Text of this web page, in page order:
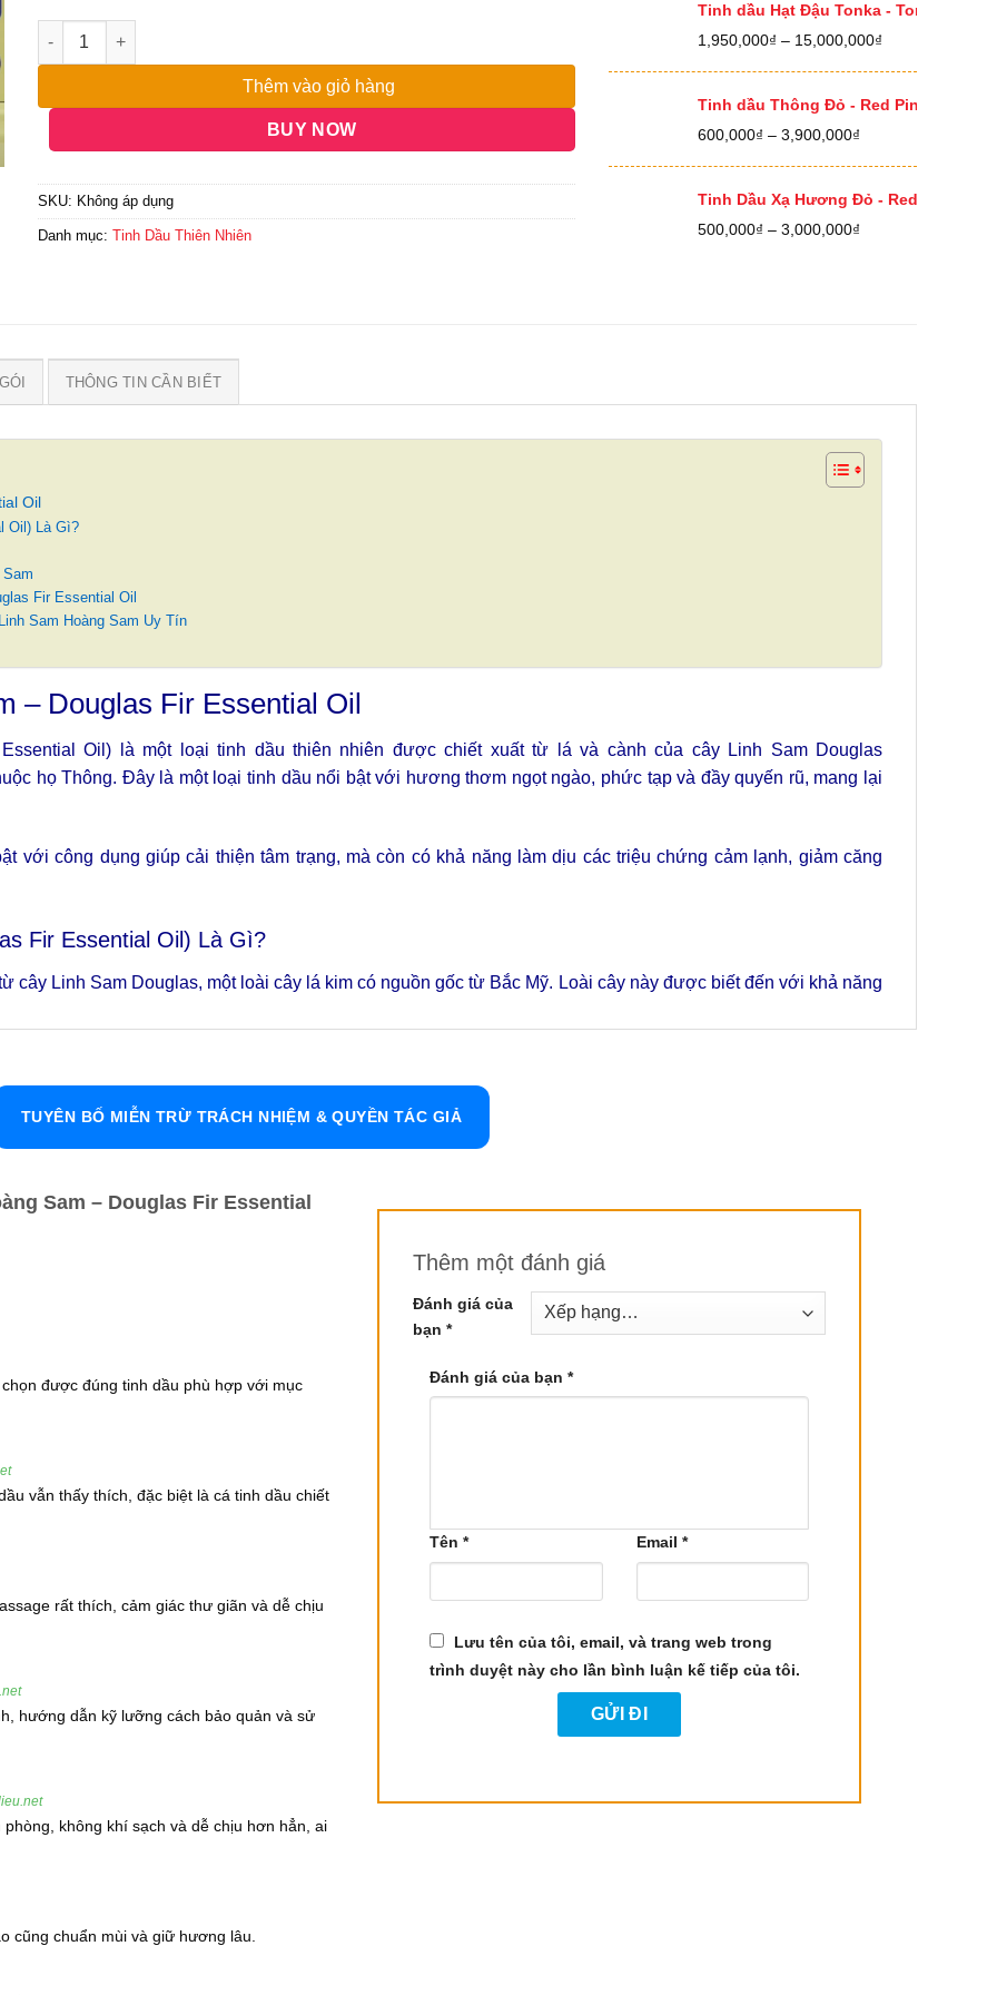
Thêm vào giỏ hàng
BUY NOW
SKU: Không áp dụng
Danh mục: Tinh Dầu Thiên Nhiên
400,000₫
12,500,000₫
Tinh dầu Hạt Đậu Tonka - Tonka Bean
1,950,000₫ – 15,000,000₫Khoảng
1,950,000₫
Tinh dầu Thông Đỏ - Red Pine
600,000₫ – 3,900,000₫Khoảng
600,000₫
3,900,000₫
Tinh Dầu Xạ Hương Đỏ - Red Thyme
500,000₫ – 3,000,000₫Khoảng
THÔNG TIN CẦN BIẾT
Oil
Oil) Là Gì?
Fir Essential Oil
Sam Hoàng Sam Uy Tín
– Douglas Fir Essential Oil
Oil) là một loại tinh dầu thiên nhiên được chiết xuất từ lá và cành của cây Linh Sam Douglas
họ Thông. Đây là một loại tinh dầu nổi bật với hương thơm ngọt ngào, phức tạp và đầy quyến rũ, mang lại
với công dụng giúp cải thiện tâm trạng, mà còn có khả năng làm dịu các triệu chứng cảm lạnh, giảm căng
Fir Essential Oil) Là Gì?
cây Linh Sam Douglas, một loài cây lá kim có nguồn gốc từ Bắc Mỹ. Loài cây này được biết đến với khả năng
thiên nhiên tươi mới.
Hoàng Sam
rãi trong các ứng dụng khác nhau nhờ vào đặc tính làm dịu, làm sạch và thư giãn của nó. Thành phần hóa
pinene giúp cải thiện sức khỏe hô hấp, hỗ trợ hệ thần kinh và tạo ra một cảm giác thư giãn tuyệt vời.
Sam Hoàng Sam
tuyệt vời khi bạn bị cảm lạnh hoặc cảm cúm. Với thành phần chính là α-Pinene, tinh dầu này giúp thông
điều kiện để dễ thở hơn. Bạn chỉ cần khuếch tán một vài giọt tinh dầu Linh Sam Hoàng Sam cùng với một ít
TUYÊN BỐ MIỄN TRỪ TRÁCH NHIỆM & QUYỀN TÁC GIẢ
Sam – Douglas Fir Essential
được đúng tinh dầu phù hợp với mục
vẫn thấy thích, đặc biệt là cá tinh dầu chiết
rất thích, cảm giác thư giãn và dễ chịu
hướng dẫn kỹ lưỡng cách bảo quản và sử
không khí sạch và dễ chịu hơn hẳn, ai
cũng chuẩn mùi và giữ hương lâu.
Thêm một đánh giá
Đánh giá của
bạn *
Đánh giá của bạn *
Tên * Email *
Lưu tên của tôi, email, và trang web trong
trình duyệt này cho lần bình luận kế tiếp của tôi.